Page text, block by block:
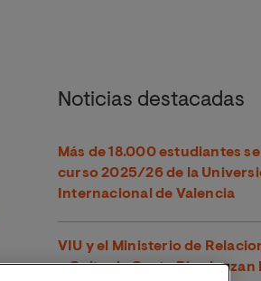
y Alimentación
Noticias destacadas
Más de 18.000 estudiantes
curso 2025/26 de la
Internacional de Valencia
VIU y el Ministerio de
y Culto de Costa Rica lanzan